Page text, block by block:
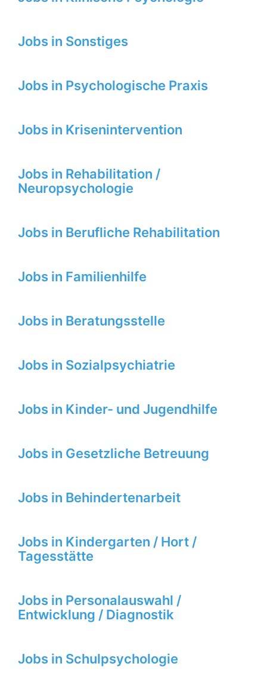
Jobs in Sonstiges
Jobs in Psychologische Praxis
Jobs in Krisenintervention
Jobs in Rehabilitation /
Neuropsychologie
Jobs in Berufliche Rehabilitation
Jobs in Familienhilfe
Jobs in Beratungsstelle
Jobs in Sozialpsychiatrie
Jobs in Kinder- und Jugendhilfe
Jobs in Gesetzliche Betreuung
Jobs in Behindertenarbeit
Jobs in Kindergarten / Hort /
Tagesstätte
Jobs in Personalauswahl /
Entwicklung / Diagnostik
Jobs in Schulpsychologie